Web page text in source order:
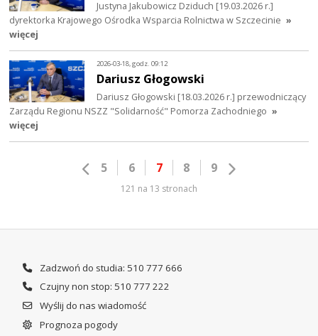
Justyna Jakubowicz Dziduch [19.03.2026 r.]
dyrektorka Krajowego Ośrodka Wsparcia Rolnictwa w Szczecinie »
więcej
2026-03-18, godz. 09:12
Dariusz Głogowski
Dariusz Głogowski [18.03.2026 r.] przewodniczący
Zarządu Regionu NSZZ "Solidarność" Pomorza Zachodniego »
więcej
5 6 7 8 9
121 na 13 stronach
Zadzwoń do studia: 510 777 666
Czujny non stop: 510 777 222
Wyślij do nas wiadomość
Prognoza pogody